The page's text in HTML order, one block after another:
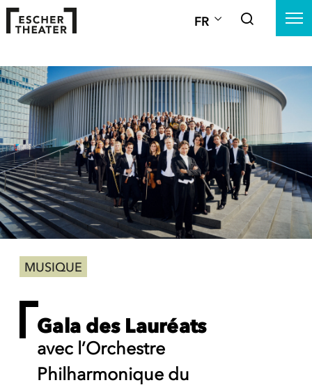
FR
MUSIQUE
Gala des Lauréats
avec l’Orchestre
Philharmonique du